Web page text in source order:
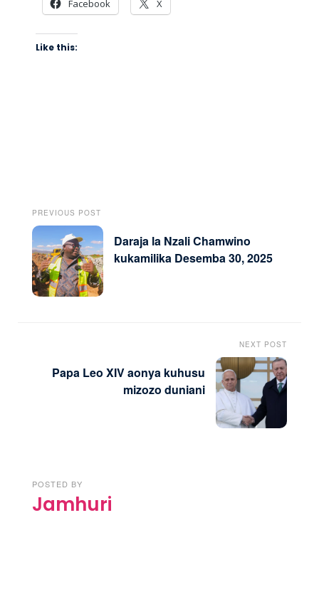
Facebook X
Like this:
PREVIOUS POST
Daraja la Nzali Chamwino
kukamilika Desemba 30, 2025
NEXT POST
Papa Leo XIV aonya kuhusu
mizozo duniani
POSTED BY
Jamhuri